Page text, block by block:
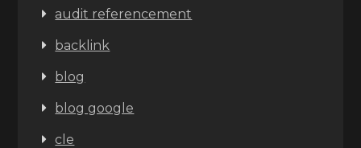
audit referencement
backlink
blog
blog google
cle